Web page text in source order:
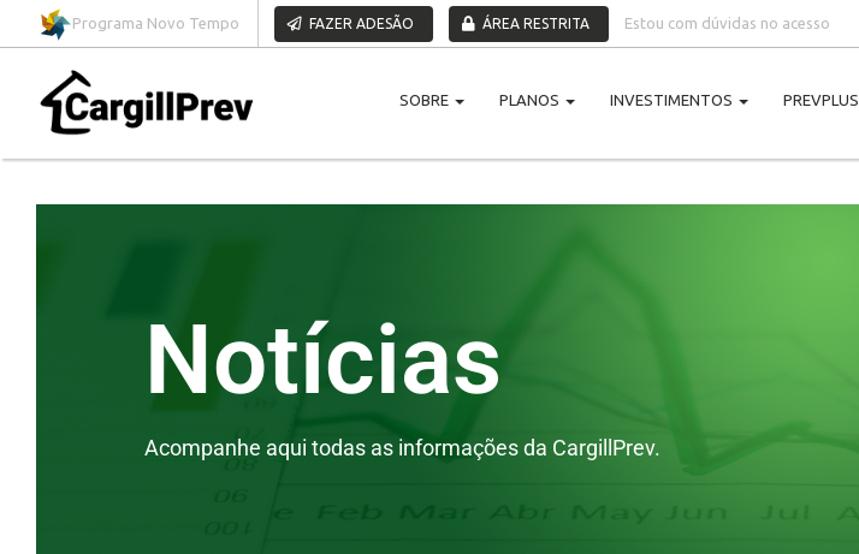
Pular para o conteúdo
Programa Novo Tempo FAZER ADESÃO ÁREA RESTRITA Estou com dúvidas no acesso
SOBRE PLANOS INVESTIMENTOS PREVPLUS
Notícias
Acompanhe aqui todas as informações da CargillPrev.